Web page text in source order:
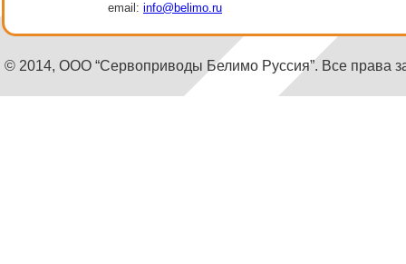
email: info@belimo.ru
© 2014, ООО “Сервоприводы Белимо Руссия”. Все права